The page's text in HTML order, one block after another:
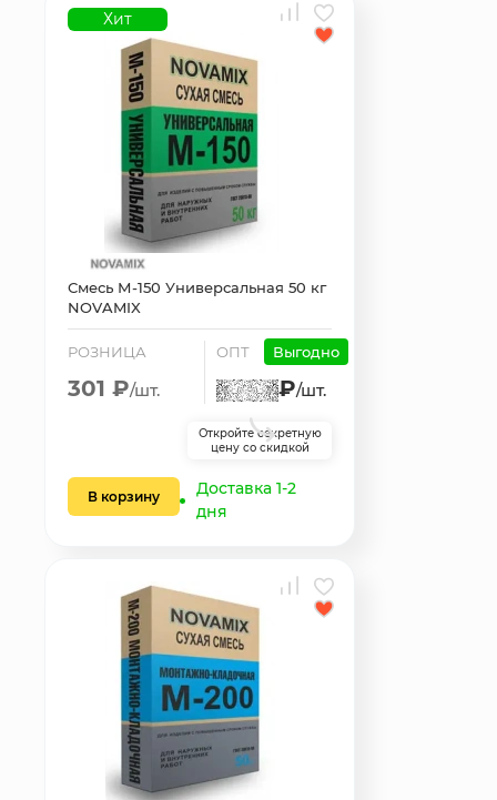
Хит
Смесь М-150 Универсальная 50 кг
NOVAMIX
РОЗНИЦА
301 ₽/шт.
ОПТ Выгодно
₽/шт.
Откройте секретную
цену со скидкой
В корзину
Доставка 1-2
дня